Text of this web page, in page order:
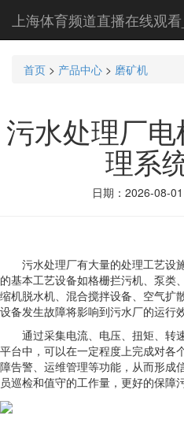
上海体育频道直播在线观
首页 > 产品中心 > 磨矿机
污水处理厂
理系
日期：2026-08-
污水处理厂有大量的处理工艺设
的基本工艺设备如格栅拦污机、泵类
缩机脱水机、混合搅拌设备、空气扩
设备发生故障将影响到污水厂的运行
通过采集电流、电压、扭矩、转
平台中，可以在一定程度上完成对各
障告警、运维管理等功能，从而形成
员巡检和值守的工作量，更好的保障